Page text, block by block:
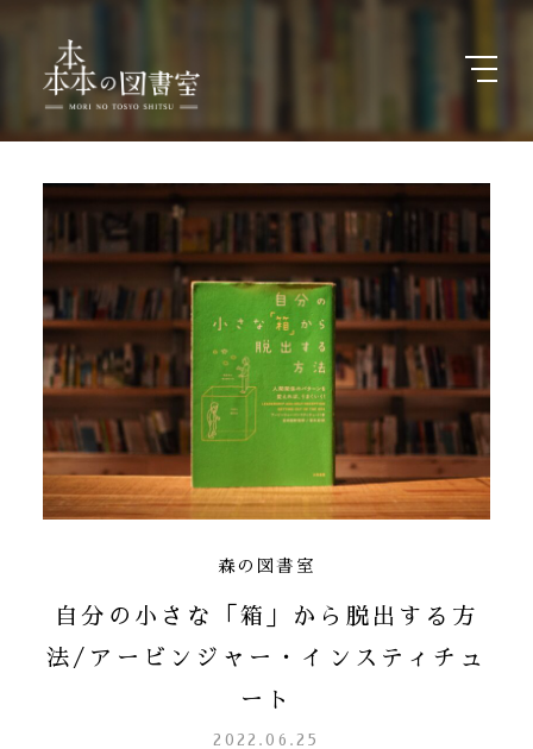
森の図書室
自分の小さな「箱」から脱出する方
法/アービンジャー・インスティチュ
ート
2022.06.25